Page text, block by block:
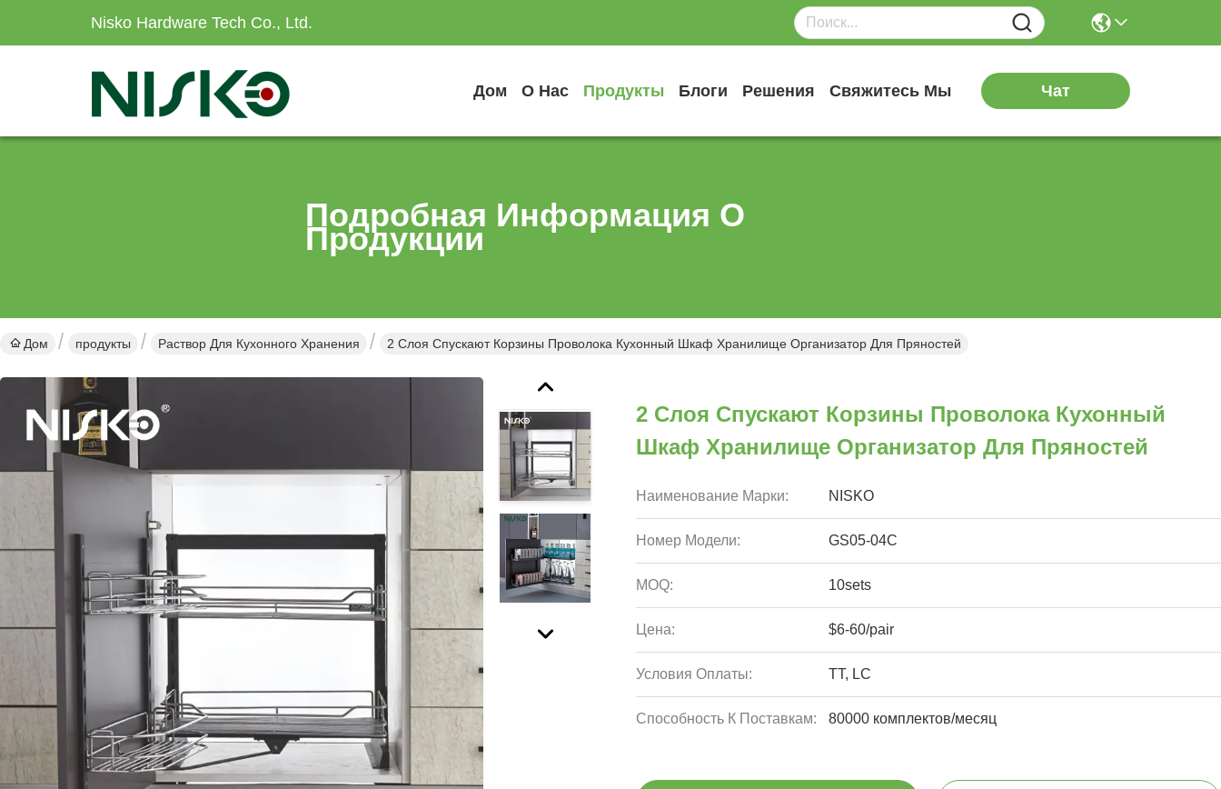
Nisko Hardware Tech Co., Ltd.
Дом О Нас Продукты Блоги Решения Свяжитесь Мы Чат
Подробная Информация О
Продукции
Дом продукты Раствор Для Кухонного Хранения 2 Слоя Спускают Корзины Проволока Кухонный Шкаф Хранилище Организатор Для Пряностей
2 Слоя Спускают Корзины Проволока Кухонный
Шкаф Хранилище Организатор Для Пряностей
Наименование Марки: NISKO
Номер Модели: GS05-04C
MOQ: 10sets
Цена: $6-60/pair
Условия Оплаты: TT, LC
Способность К Поставкам: 80000 комплектов/месяц